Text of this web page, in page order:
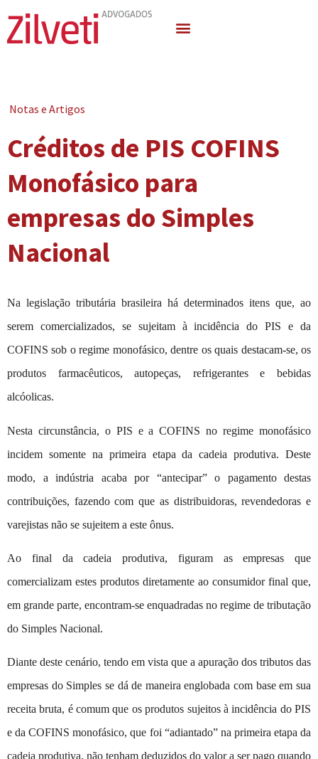
Notas e Artigos
Créditos de PIS COFINS
Monofásico para
empresas do Simples
Nacional
Na legislação tributária brasileira há determinados itens que, ao
serem comercializados, se sujeitam à incidência do PIS e da
COFINS sob o regime monofásico, dentre os quais destacam-se, os
produtos farmacêuticos, autopeças, refrigerantes e bebidas
alcóolicas.
Nesta circunstância, o PIS e a COFINS no regime monofásico
incidem somente na primeira etapa da cadeia produtiva. Deste
modo, a indústria acaba por “antecipar” o pagamento destas
contribuições, fazendo com que as distribuidoras, revendedoras e
varejistas não se sujeitem a este ônus.
Ao final da cadeia produtiva, figuram as empresas que
comercializam estes produtos diretamente ao consumidor final que,
em grande parte, encontram-se enquadradas no regime de tributação
do Simples Nacional.
Diante deste cenário, tendo em vista que a apuração dos tributos das
empresas do Simples se dá de maneira englobada com base em sua
receita bruta, é comum que os produtos sujeitos à incidência do PIS
e da COFINS monofásico, que foi “adiantado” na primeira etapa da
cadeia produtiva, não tenham deduzidos do valor a ser pago quando